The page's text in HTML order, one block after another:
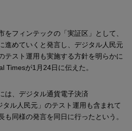
フィンテックの「実証区」として、
進めていくと発言し、デジタル人民元
テスト運用も実施する方針を明らかに
Timesが1月24日に伝えた。
は、デジタル通貨電子決済
タル人民元」のテスト運用も含まれて
も同様の発言を同日に行ったという。